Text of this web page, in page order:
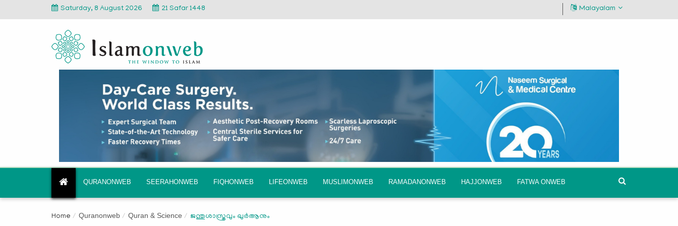
Saturday, 8 August 2026 21 Safar 1448 Malayalam
QURANONWEB SEERAHONWEB FIQHONWEB LIFEONWEB MUSLIMONWEB RAMADANONWEB HAJJONWEB FATWA ONWEB
Home Quranonweb Quran & Science ജന്തുശാസ്ത്രവും ഖുര്‍ആനും